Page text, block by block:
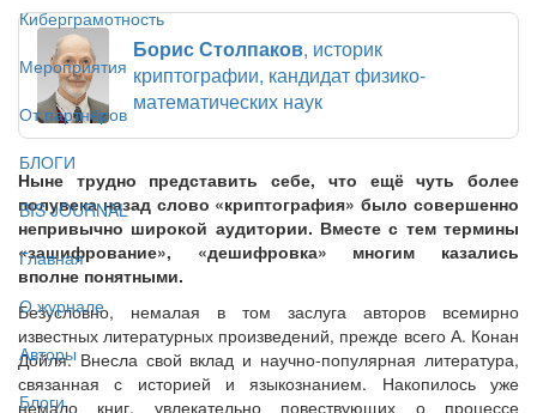
Киберграмотность
Мероприятия
От партнёров
БЛОГИ
BIS JOURNAL
Главная
О журнале
Авторы
Блоги
Борис Столпаков, историк
криптографии, кандидат физико-
математических наук
Ныне трудно представить себе, что ещё чуть более
полувека назад слово «криптография» было совершенно
непривычно широкой аудитории. Вместе с тем термины
«зашифрование», «дешифровка» многим казались
вполне понятными.
Безусловно, немалая в том заслуга авторов всемирно
известных литературных произведений, прежде всего А. Конан
Дойля. Внесла свой вклад и научно-популярная литература,
связанная с историей и языкознанием. Накопилось уже
немало книг, увлекательно повествующих о процессе